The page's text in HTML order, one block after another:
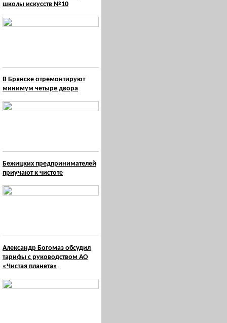
школы искусств №10
В Брянске отремонтируют
минимум четыре двора
Бежицких предпринимателей
приучают к чистоте
Александр Богомаз обсудил
тарифы с руководством АО
«Чистая планета»